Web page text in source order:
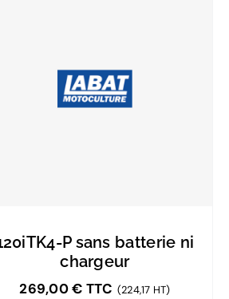
P sans batterie ni
chargeur
269,00€ TTC (224,17 HT)